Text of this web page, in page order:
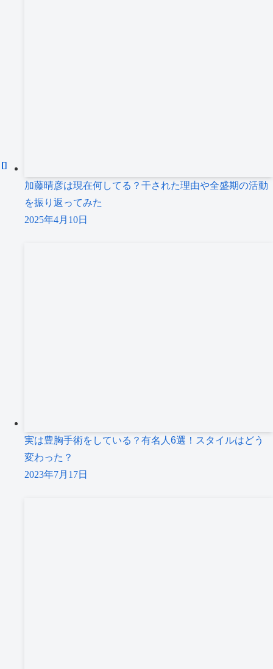
加藤晴彦は現在何してる？干された理由や全盛期の活動
を振り返ってみた
2025年4月10日
実は豊胸手術をしている？有名人6選！スタイルはどう
変わった？
2023年7月17日